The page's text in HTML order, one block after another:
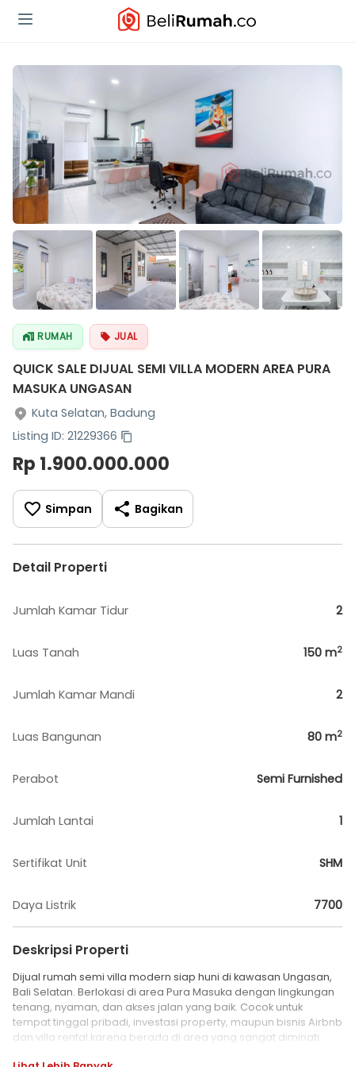
RUMAH JUAL
QUICK SALE DIJUAL SEMI VILLA MODERN AREA PURA
MASUKA UNGASAN
Kuta Selatan, Badung
Listing ID: 21229366
Rp 1.900.000.000
Simpan Bagikan
Detail Properti
Jumlah Kamar Tidur 2
Luas Tanah 150 m2
Jumlah Kamar Mandi 2
Luas Bangunan 80 m2
Perabot Semi Furnished
Jumlah Lantai 1
Sertifikat Unit SHM
Daya Listrik 7700
Deskripsi Properti
Dijual rumah semi villa modern siap huni di kawasan Ungasan,
Bali Selatan. Berlokasi di area Pura Masuka dengan lingkungan
tenang, nyaman, dan akses jalan yang baik. Cocok untuk
tempat tinggal pribadi, investasi property, maupun bisnis Airbnb
dan villa rental karena berada di area yang sangat diminati